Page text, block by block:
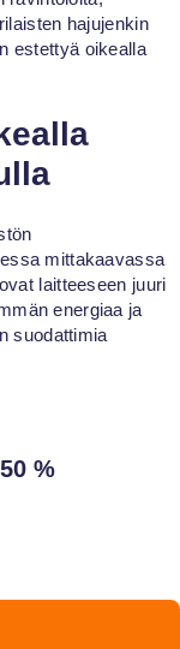
hajujenkin
estettyä oikealla
mittakaavassa
laitteeseen juuri
energiaa ja
suodattimia
%